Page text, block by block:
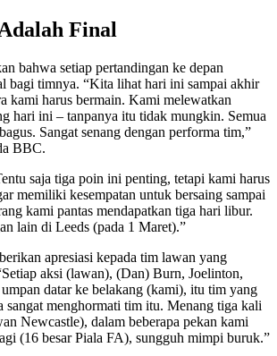
Final
bahwa setiap pertandingan ke depan
bagi timnya. “Kita lihat hari ini sampai akhir
kami harus bermain. Kami melewatkan
hari ini – tanpanya itu tidak mungkin. Semua
Sangat senang dengan performa tim,”
BBC.
saja tiga poin ini penting, tetapi kami harus
memiliki kesempatan untuk bersaing sampai
kami pantas mendapatkan tiga hari libur.
lain di Leeds (pada 1 Maret).”
apresiasi kepada tim lawan yang
aksi (lawan), (Dan) Burn, Joelinton,
datar ke belakang (kami), itu tim yang
sangat menghormati tim itu. Menang tiga kali
Newcastle), dalam beberapa pekan kami
(16 besar Piala FA), sungguh mimpi buruk.”